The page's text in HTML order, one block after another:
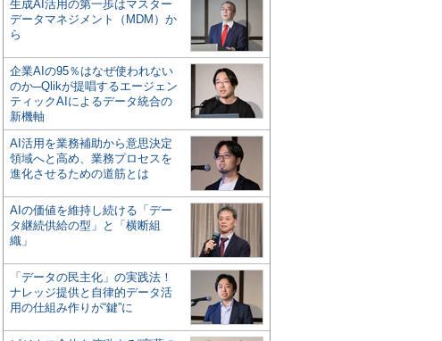
生成AI活用の第一歩はマスター
データマネジメント（MDM）か
ら
企業AIの95％はなぜ使われない
のか─Qlikが提唱するエージェン
ティックAIによるデータ統合の
新機軸
AI活用を業務補助から意思決定
領域へと高め、業務プロセスを
進化させるための道筋とは
AIの価値を維持し続ける「デー
タ継続供給の型」と「横断組
織」
「データの民主化」の実践法！
ナレッジ提供と自律的データ活
用の仕組み作りが“鍵”に